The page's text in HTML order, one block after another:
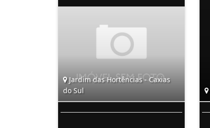
Jardim das Hortências - Caxias
do Sul